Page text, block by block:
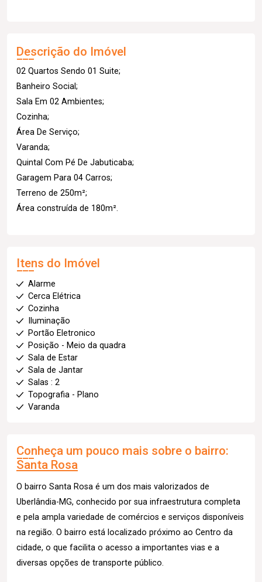
Descrição do Imóvel
02 Quartos Sendo 01 Suite;
Banheiro Social;
Sala Em 02 Ambientes;
Cozinha;
Área De Serviço;
Varanda;
Quintal Com Pé De Jabuticaba;
Garagem Para 04 Carros;
Terreno de 250m²;
Área construída de 180m².
Itens do Imóvel
Alarme
Cerca Elétrica
Cozinha
Iluminação
Portão Eletronico
Posição - Meio da quadra
Sala de Estar
Sala de Jantar
Salas : 2
Topografia - Plano
Varanda
Conheça um pouco mais sobre o bairro:
Santa Rosa
O bairro Santa Rosa é um dos mais valorizados de
Uberlândia-MG, conhecido por sua infraestrutura completa
e pela ampla variedade de comércios e serviços disponíveis
na região. O bairro está localizado próximo ao Centro da
cidade, o que facilita o acesso a importantes vias e a
diversas opções de transporte público.